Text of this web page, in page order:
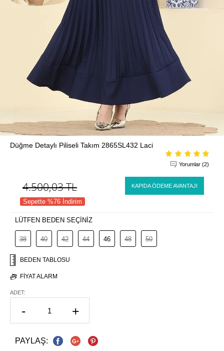
Düğme Detaylı Piliseli Takım 2865SL432 Laci
Yorumlar (2)
4.500,03TL KAPIDA ÖDEME AVANTAJI
Sepette %76 İndirim
LÜTFEN BEDEN SEÇİNİZ
38 40 42 44 46 48 50
BEDEN TABLOSU
FIYAT ALARM
ADET:
- +
PAYLAŞ: